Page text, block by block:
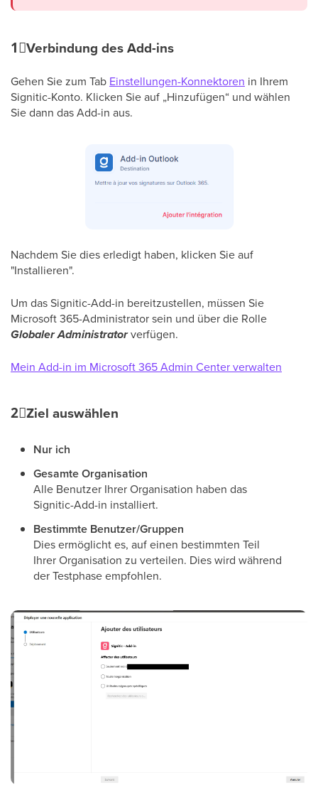
1⃣Verbindung des Add-ins
Gehen Sie zum Tab Einstellungen-Konnektoren in Ihrem
Signitic-Konto. Klicken Sie auf „Hinzufügen“ und wählen
Sie dann das Add-in aus.
Nachdem Sie dies erledigt haben, klicken Sie auf
"Installieren".
Um das Signitic-Add-in bereitzustellen, müssen Sie
Microsoft 365-Administrator sein und über die Rolle
Globaler Administratorverfügen.
Mein Add-in im Microsoft 365 Admin Center verwalten
2⃣Ziel auswählen
Nur ich
Gesamte Organisation
Alle Benutzer Ihrer Organisation haben das
Signitic-Add-in installiert.
Bestimmte Benutzer/Gruppen
Dies ermöglicht es, auf einen bestimmten Teil
Ihrer Organisation zu verteilen. Dies wird während
der Testphase empfohlen.